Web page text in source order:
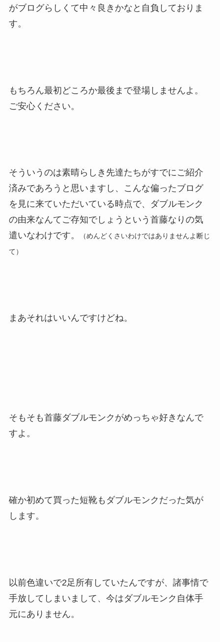
がブログらしくて中々良きかなと自負しておりま
す。
もちろん最初どころか最後まで登場しませんよ。
ご安心ください。
そういうのは素晴らしき先達たちがすでにご紹介
済みであろうと思いますし、こんな偏ったブログ
を見に来ていただいている時点で、ダブルモンク
の由来なんてご存知でしょうという首藤なりの気
遣いなわけです。
（めんどくさいわけではありませんよ断じ
て）
まあそれはいいんですけどね。
そもそも首藤ダブルモンクがめっちゃ好きなんで
すよ。
確か初めて買った短靴もダブルモンクだった気が
します。
以前色違いで2足所有していたんですが、諸事情で
手放してしまいまして、今はダブルモンク自体手
元にありません。